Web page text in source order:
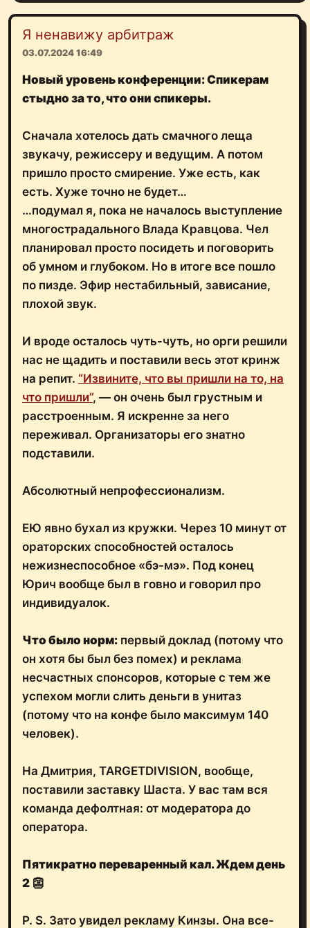
Я ненавижу арбитраж
03.07.2024 16:49
Новый уровень конференции: Спикерам
стыдно за то, что они спикеры.
Сначала хотелось дать смачного леща
звукачу, режиссеру и ведущим. А потом
пришло просто смирение. Уже есть, как
есть. Хуже точно не будет…
…подумал я, пока не началось выступление
многострадального Влада Кравцова. Чел
планировал просто посидеть и поговорить
об умном и глубоком. Но в итоге все пошло
по пизде. Эфир нестабильный, зависание,
плохой звук.
И вроде осталось чуть-чуть, но орги решили
нас не щадить и поставили весь этот кринж
на репит. “Извините, что вы пришли на то, на
что пришли”, ― он очень был грустным и
расстроенным. Я искренне за него
переживал. Организаторы его знатно
подставили.
Абсолютный непрофессионализм.
ЕЮ явно бухал из кружки. Через 10 минут от
ораторских способностей осталось
нежизнеспособное «бэ-мэ». Под конец
Юрич вообще был в говно и говорил про
индивидуалок.
Что было норм: первый доклад (потому что
он хотя бы был без помех) и реклама
несчастных спонсоров, которые с тем же
успехом могли слить деньги в унитаз
(потому что на конфе было максимум 140
человек).
На Дмитрия, TARGETDIVISION, вообще,
поставили заставку Шаста. У вас там вся
команда дефолтная: от модератора до
оператора.
Пятикратно переваренный кал. Ждем день
2 👺
P. S. Зато увидел рекламу Кинзы. Она все-